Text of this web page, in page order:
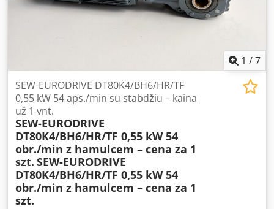
1 /7
SEW-EURODRIVE DT80K4/BH6/HR/TF
0,55 kW 54 aps./min su stabdžiu – kaina
už 1 vnt.
SEW-EURODRIVE
DT80K4/BH6/HR/TF 0,55 kW 54
obr./min z hamulcem – cena za 1
szt. SEW-EURODRIVE
DT80K4/BH6/HR/TF 0,55 kW 54
obr./min z hamulcem – cena za 1
szt.